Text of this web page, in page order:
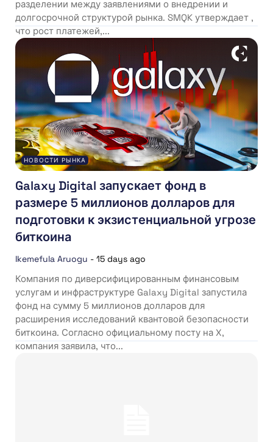
разделении между заявлениями о внедрении и
долгосрочной структурой рынка. SMQK утверждает ,
что рост платежей,...
НОВОСТИ РЫНКА
Galaxy Digital запускает фонд в
размере 5 миллионов долларов для
подготовки к экзистенциальной угрозе
биткоина
Ikemefula Aruogu - 15 days ago
Компания по диверсифицированным финансовым
услугам и инфраструктуре Galaxy Digital запустила
фонд на сумму 5 миллионов долларов для
расширения исследований квантовой безопасности
биткоина. Согласно официальному посту на X,
компания заявила, что...